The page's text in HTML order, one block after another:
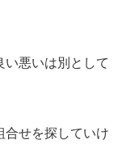
い悪いは別として
合せを探していけ